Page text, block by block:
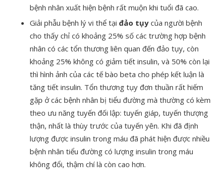
bệnh nhân xuất hiện bệnh rất muộn khi tuổi đã cao.
Giải phẫu bệnh lý vi thể tại đảo tụy của người bệnh
cho thấy chỉ có khoảng 25% số các trường hợp bệnh
nhân có các tổn thương liên quan đến đảo tụy, còn
khoảng 25% không có giảm tiết insulin, và 50% còn lại
thì hình ảnh của các tế bào beta cho phép kết luận là
tăng tiết insulin. Tổn thương tụy đơn thuần rất hiếm
gặp ở các bệnh nhân bị tiểu đường mà thường có kèm
theo ưu năng tuyến đối lập: tuyến giáp, tuyến thượng
thận, nhất là thùy trước của tuyến yên. Khi đã định
lượng được insulin trong máu đã phát hiện được nhiều
bệnh nhân tiểu đường có lượng insulin trong máu
không đổi, thậm chí là còn cao hơn.